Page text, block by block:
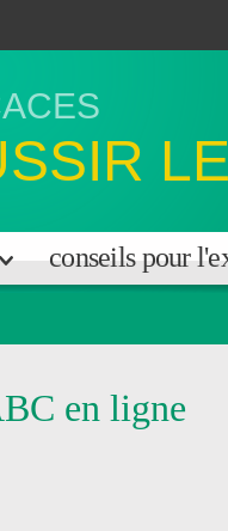
conseils pour
en ligne